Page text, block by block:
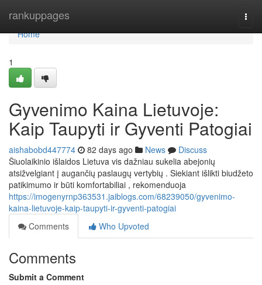
rankuppages
Home
Home
1
Gyvenimo Kaina Lietuvoje:
Kaip Taupyti ir Gyventi Patogiai
aishabobd447774 82 days ago News
Discuss
Šiuolaikinio išlaidos Lietuva vis dažniau sukelia abejonių
atsižvelgiant į augančių paslaugų vertybių . Siekiant išlikti biudžeto
patikimumo ir būti komfortabiliai , rekomenduoja
https://imogenyrnp363531.jaiblogs.com/68239050/gyvenimo-
kaina-lietuvoje-kaip-taupyti-ir-gyventi-patogiai
Comments
Who Upvoted
Comments
Submit a Comment